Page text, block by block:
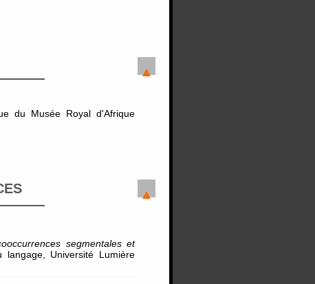
du Musée Royal d'Afrique
segmentales et
Université Lumière